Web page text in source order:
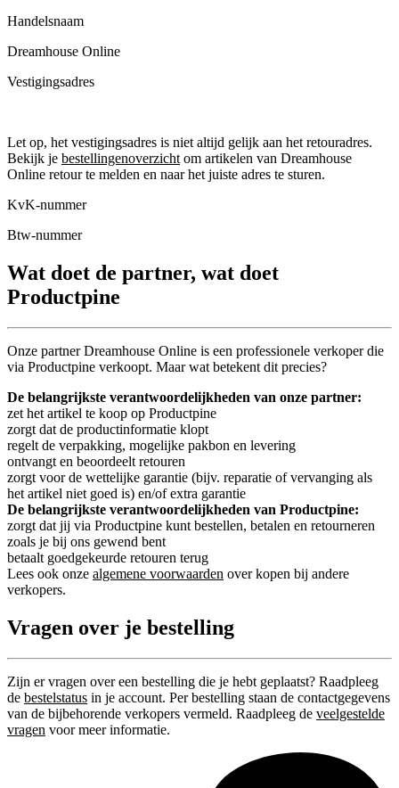
Handelsnaam
Dreamhouse Online
Vestigingsadres
Let op, het vestigingsadres is niet altijd gelijk aan het retouradres.
Bekijk je bestellingenoverzicht om artikelen van Dreamhouse
Online retour te melden en naar het juiste adres te sturen.
KvK-nummer
Btw-nummer
Wat doet de partner, wat doet
Productpine
Onze partner Dreamhouse Online is een professionele verkoper die
via Productpine verkoopt. Maar wat betekent dit precies?
De belangrijkste verantwoordelijkheden van onze partner:
zet het artikel te koop op Productpine
zorgt dat de productinformatie klopt
regelt de verpakking, mogelijke pakbon en levering
ontvangt en beoordeelt retouren
zorgt voor de wettelijke garantie (bijv. reparatie of vervanging als
het artikel niet goed is) en/of extra garantie
De belangrijkste verantwoordelijkheden van Productpine:
zorgt dat jij via Productpine kunt bestellen, betalen en retourneren
zoals je bij ons gewend bent
betaalt goedgekeurde retouren terug
Lees ook onze algemene voorwaarden over kopen bij andere
verkopers.
Vragen over je bestelling
Zijn er vragen over een bestelling die je hebt geplaatst? Raadpleeg
de bestelstatus in je account. Per bestelling staan de contactgegevens
van de bijbehorende verkopers vermeld. Raadpleeg de veelgestelde
vragen voor meer informatie.